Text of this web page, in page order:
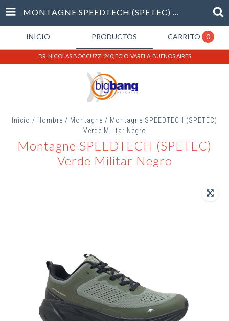
MONTAGNE SPEEDTECH (SPETEC) VERDE MILITAR NEGRO
INICIO PRODUCTOS CARRITO 0
DR. NICOLAS BOCCUZZI 240, FCIO. VARELA, BUENOS AIRES
Inicio / Hombre / Montagne / Montagne SPEEDTECH (SPETEC)
Verde Militar Negro
Montagne SPEEDTECH (SPETEC)
Verde Militar Negro